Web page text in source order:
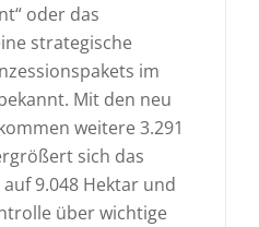
oder das
strategische
im
Mit den neu
weitere 3.291
sich das
9.048 Hektar und
über wichtige